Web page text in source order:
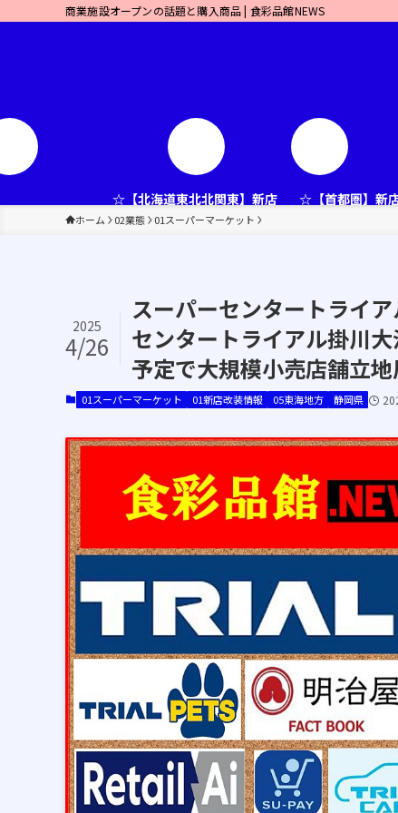
商業施設オープンの話題と購入商品 | 食彩品館NEWS
☆【北海道東北北関東】新店 ☆【首都圏】新
ホーム 02業態 01スーパーマーケット
スーパーセンタートライ
センタートライアル掛川
予定で大規模小売店舗立
2025
4/26
01スーパーマーケット 01新店改装情報 05東海地方 静岡県